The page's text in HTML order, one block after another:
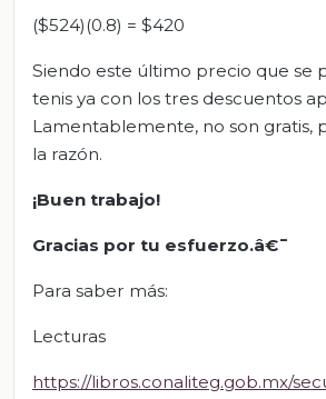
($524)(0.8) = $420
Siendo este último precio que se
tenis ya con los tres descuentos
Lamentablemente, no son gratis,
la razón.
¡Buen trabajo!
Gracias por tu esfuerzo.â€¯
Para saber más:
Lecturas
https://libros.conaliteg.gob.mx/